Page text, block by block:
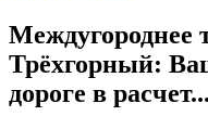
Междугороднее
Трёхгорный:
дороге в расчет...